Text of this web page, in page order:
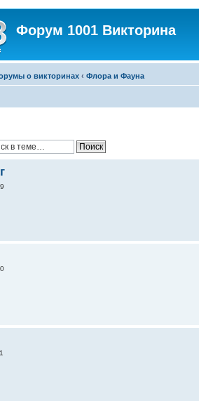
Форум 1001 Викторина
о викторинах ‹ Флора и Фауна